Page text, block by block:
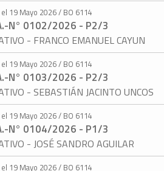
19 Mayo 2026 / BO 6114
N° 0102/2026 - P2/3
- FRANCO EMANUEL CAYUN
19 Mayo 2026 / BO 6114
N° 0103/2026 - P2/3
- SEBASTIÁN JACINTO UNCOS
19 Mayo 2026 / BO 6114
N° 0104/2026 - P1/3
- JOSÉ SANDRO AGUILAR
19 Mayo 2026 / BO 6114